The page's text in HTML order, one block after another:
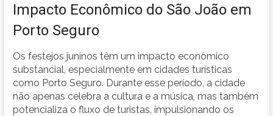
Impacto Econômico do São João em
Porto Seguro
Os festejos juninos têm um impacto econômico
substancial, especialmente em cidades turísticas
como Porto Seguro. Durante esse período, a cidade
não apenas celebra a cultura e a música, mas também
potencializa o fluxo de turistas, impulsionando os